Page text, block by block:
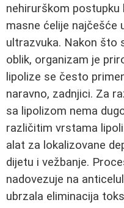
nehirurškom
masne ćelije najčešće
ultrazvuka. Nakon što
oblik, organizam je
lipolize se često
naravno, zadnjici. Za
sa lipolizom nema
različitim vrstama
alat za lokalizovane
dijetu i vežbanje.
nadovezuje na
ubrzala eliminacija